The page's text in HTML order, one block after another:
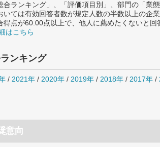
ランキング」、「評価項目別」、部門の「業
いては有効回答者数が規定人数の半数以上の企
点が60.00点以上で、他人に薦めたくないと回
はこちら
ンキング
/ 2021年 / 2020年 / 2019年 / 2018年 / 2017年 /
意向